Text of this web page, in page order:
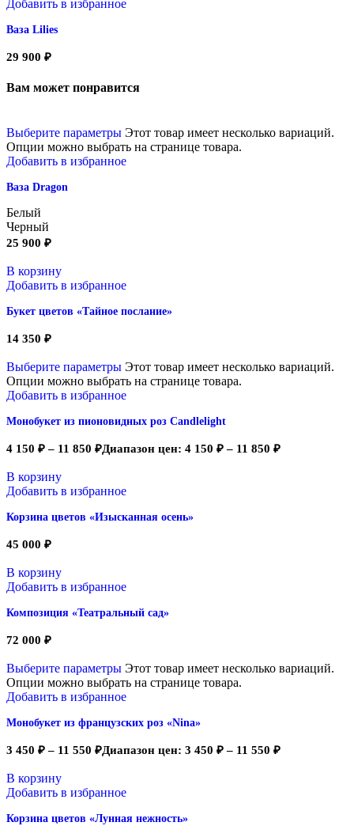
Добавить в избранное
Ваза Lilies
29 900 ₽
Вам может понравится
Выберите параметры Этот товар имеет несколько вариаций.
Опции можно выбрать на странице товара.
Добавить в избранное
Ваза Dragon
Белый
Черный
25 900 ₽
В корзину
Добавить в избранное
Букет цветов «Тайное послание»
14 350 ₽
Выберите параметры Этот товар имеет несколько вариаций.
Опции можно выбрать на странице товара.
Добавить в избранное
Монобукет из пионовидных роз Candlelight
4 150 ₽ – 11 850 ₽Диапазон цен: 4 150 ₽ – 11 850 ₽
В корзину
Добавить в избранное
Корзина цветов «Изысканная осень»
45 000 ₽
В корзину
Добавить в избранное
Композиция «Театральный сад»
72 000 ₽
Выберите параметры Этот товар имеет несколько вариаций.
Опции можно выбрать на странице товара.
Добавить в избранное
Монобукет из французских роз «Nina»
3 450 ₽ – 11 550 ₽Диапазон цен: 3 450 ₽ – 11 550 ₽
В корзину
Добавить в избранное
Корзина цветов «Лунная нежность»